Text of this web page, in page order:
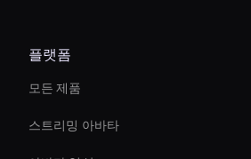
플랫폼
모든 제품
스트리밍 아바타